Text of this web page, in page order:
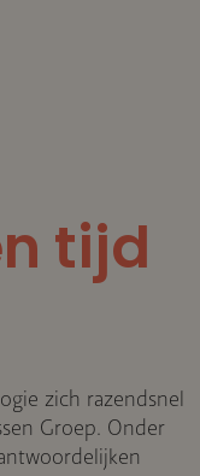
tijd
zich razendsnel
Groep. Onder